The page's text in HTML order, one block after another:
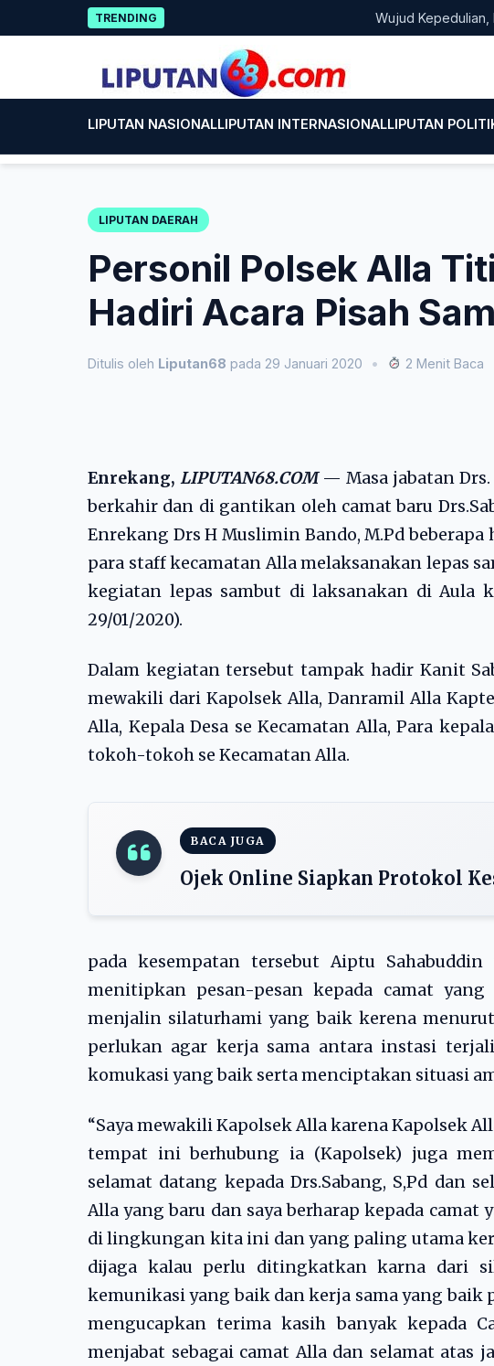
to
TRENDING Wujud Kepedulian, DPC
LIPUTAN NASIONALLIPUTAN INTERNASIONALLIPUTAN
LIPUTAN DAERAH
Personil Polsek Alla
Hadiri Acara Pisah
Ditulis oleh Liputan68 pada 29 Januari 2020 • 2 Menit Baca
Enrekang, LIPUTAN68.COM— Masa jabatan Drs.
berkahir dan di gantikan oleh camat baru
Enrekang Drs H Muslimin Bando, M.Pd
para staff kecamatan Alla melaksanakan lepas
kegiatan lepas sambut di laksanakan di Aula
29/01/2020).
Dalam kegiatan tersebut tampak hadir Kanit
mewakili dari Kapolsek Alla, Danramil Alla
Alla, Kepala Desa se Kecamatan Alla, Para
tokoh-tokoh se Kecamatan Alla.
BACA JUGA
Ojek Online Siapkan Protokol
pada kesempatan tersebut Aiptu
menitipkan pesan-pesan kepada camat
menjalin silaturhami yang baik kerena
perlukan agar kerja sama antara instasi
komukasi yang baik serta menciptakan situasi
“Saya mewakili Kapolsek Alla karena Kapolsek
tempat ini berhubung ia (Kapolsek) juga
selamat datang kepada Drs.Sabang, S,Pd dan
Alla yang baru dan saya berharap kepada
di lingkungan kita ini dan yang paling utama
dijaga kalau perlu ditingkatkan karna dari
kemunikasi yang baik dan kerja sama yang
mengucapkan terima kasih banyak kepada
menjabat sebagai camat Alla dan selamat atas